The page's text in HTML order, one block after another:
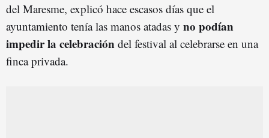
del Maresme, explicó hace escasos días que el
ayuntamiento tenía las manos atadas y no podían
impedir la celebración del festival al celebrarse en una
finca privada.